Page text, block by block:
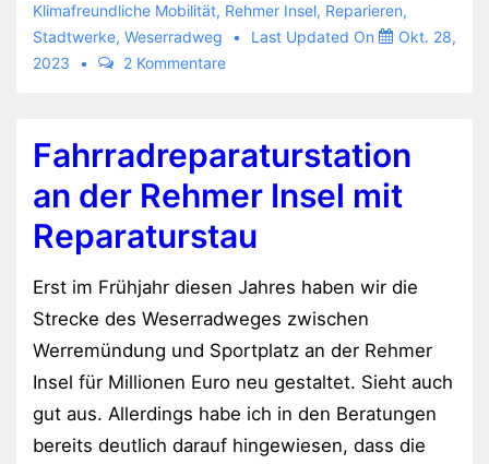
bekannt
Klimafreundliche Mobilität, Rehmer Insel, Reparieren,
Stadtwerke, Weserradweg Last Updated On
Okt. 28,
2023
2 Kommentare
Fahrradreparaturstation
an der Rehmer Insel mit
Reparaturstau
Erst im Frühjahr diesen Jahres haben wir die
Strecke des Weserradweges zwischen
Werremündung und Sportplatz an der Rehmer
Insel für Millionen Euro neu gestaltet. Sieht auch
gut aus. Allerdings habe ich in den Beratungen
bereits deutlich darauf hingewiesen, dass die